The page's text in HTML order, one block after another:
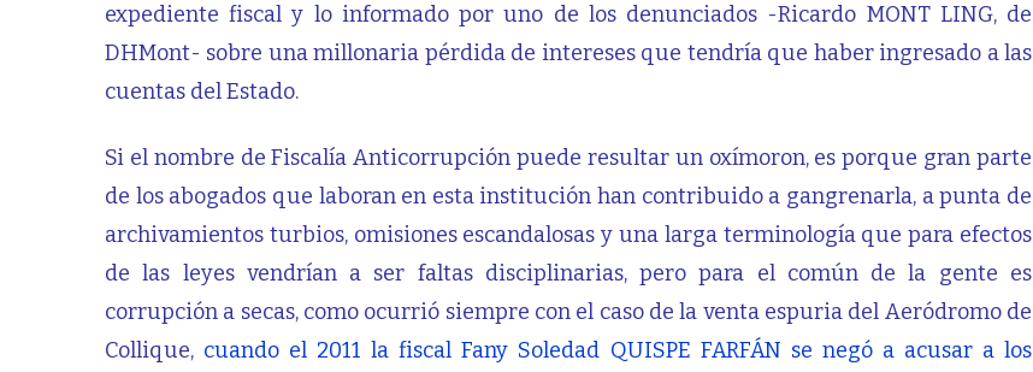
expediente fiscal y lo informado por uno de los denunciados -Ricardo MONT LING, de
DHMont- sobre una millonaria pérdida de intereses que tendría que haber ingresado a las
cuentas del Estado.
Si el nombre de Fiscalía Anticorrupción puede resultar un oxímoron, es porque gran parte
de los abogados que laboran en esta institución han contribuido a gangrenarla, a punta de
archivamientos turbios, omisiones escandalosas y una larga terminología que para efectos
de las leyes vendrían a ser faltas disciplinarias, pero para el común de la gente es
corrupción a secas, como ocurrió siempre con el caso de la venta espuria del Aeródromo de
Collique, cuando el 2011 la fiscal Fany Soledad QUISPE FARFÁN se negó a acusar a los